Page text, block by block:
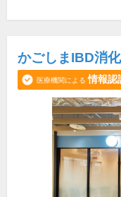
かごしまIBD消
医療機関による 情報認